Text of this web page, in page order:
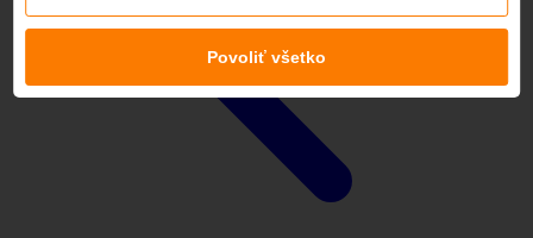
Povoliť všetko